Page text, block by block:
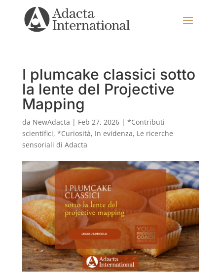
I plumcake classici sotto
la lente del Projective
Mapping
da NewAdacta | Feb 27, 2026| *Contributi
scientifici, *Curiosità, In evidenza, Le ricerche
sensoriali di Adacta